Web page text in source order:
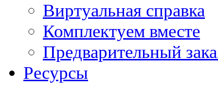
Виртуальная справка
Комплектуем вместе
Предварительный
Ресурсы